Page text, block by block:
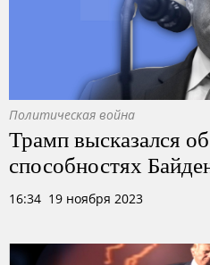
Политическая война
Трамп высказался
способностях
16:34 19 ноября 2023